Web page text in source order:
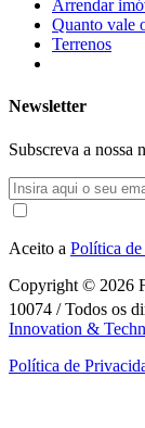
Arrendar
Quanto vale
Terrenos
Newsletter
Subscreva a nossa
Aceito a Política
Copyright © 2026
10074 / Todos os
Innovation &
Política de